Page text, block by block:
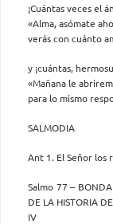
¡Cuántas veces el
«Alma, asómate
verás con cuánto
y ¡cuántas,
«Mañana le
para lo mismo
SALMODIA
Ant 1. El Señor los
Salmo 77 –
DE LA HISTORIA
IV